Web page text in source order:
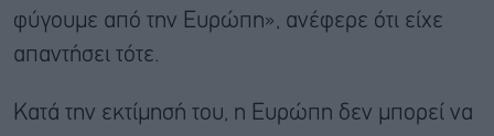
φύγουμε από την Ευρώπη», ανέφερε ότι είχε
απαντήσει τότε.
Κατά την εκτίμησή του, η Ευρώπη δεν μπορεί να